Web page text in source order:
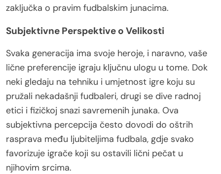
zaključka o pravim fudbalskim junacima.
Subjektivne Perspektive o Velikosti
Svaka generacija ima svoje heroje, i naravno, vaše
lične preferencije igraju ključnu ulogu u tome. Dok
neki gledaju na tehniku i umjetnost igre koju su
pružali nekadašnji fudbaleri, drugi se dive radnoj
etici i fizičkoj snazi savremenih junaka. Ova
subjektivna percepcija često dovodi do oštrih
rasprava među ljubiteljima fudbala, gdje svako
favorizuje igrače koji su ostavili lični pečat u
njihovim srcima.